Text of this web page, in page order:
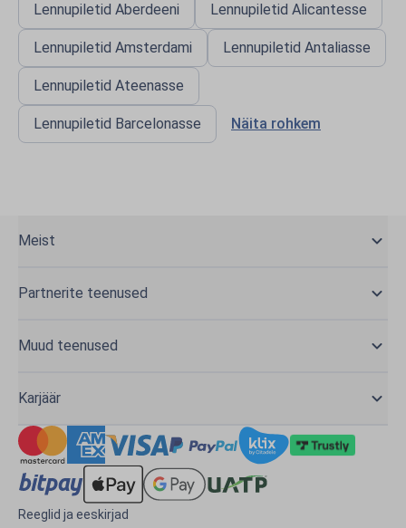
Lennupiletid Aberdeeni Lennupiletid Alicantesse
Lennupiletid Amsterdami Lennupiletid Antaliasse
Lennupiletid Ateenasse
Lennupiletid Barcelonasse Näita rohkem
Meist
Partnerite teenused
Muud teenused
Karjäär
Reeglid ja eeskirjad